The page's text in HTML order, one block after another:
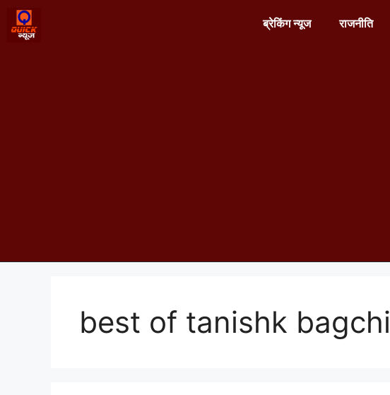
ब्रेकिंग न्यूज राजनीति
best of tanishk bagchi